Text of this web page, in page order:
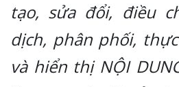
tạo, sửa đổi, điều
dịch, phân phối,
và hiển thị NỘI